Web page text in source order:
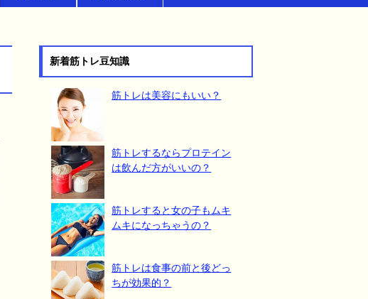
新着筋トレ豆知識
筋トレは美容にもいい？
筋トレするならプロテイン
は飲んだ方がいいの？
筋トレすると女の子もムキ
ムキになっちゃうの？
筋トレは食事の前と後どっ
ちが効果的？